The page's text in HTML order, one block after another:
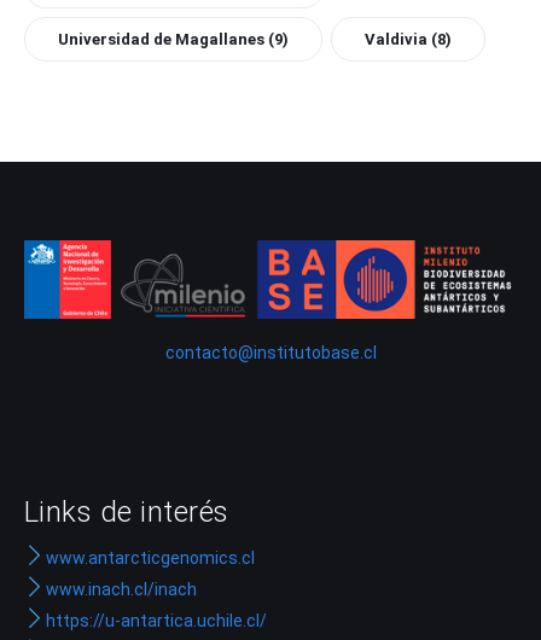
Universidad de Magallanes (9) Valdivia (8)
contacto@institutobase.cl
Links de interés
www.antarcticgenomics.cl
www.inach.cl/inach
https://u-antartica.uchile.cl/